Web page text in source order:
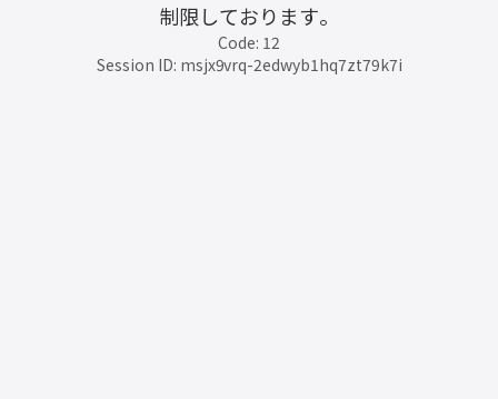
制限しております。
Code: 12
Session ID: msjx9vrq-2edwyb1hq7zt79k7i